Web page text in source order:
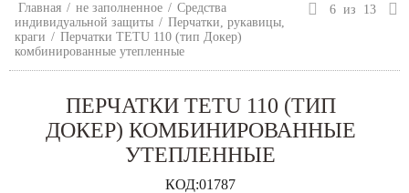
Главная / не заполненное / Средства
индивидуальной защиты / Перчатки, рукавицы,
краги / Перчатки TETU 110 (тип Докер)
комбинированные утепленные
6 из 13
ПЕРЧАТКИ TETU 110 (ТИП
ДОКЕР) КОМБИНИРОВАННЫЕ
УТЕПЛЕННЫЕ
КОД:01787